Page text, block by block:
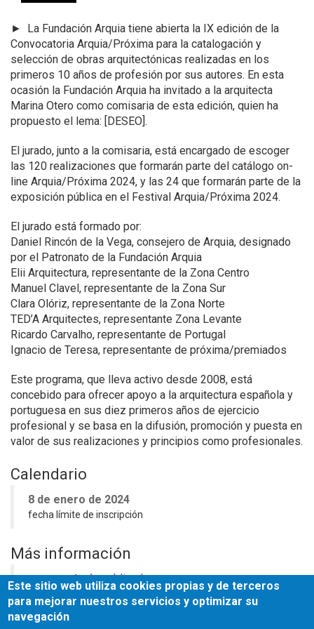
► La Fundación Arquia tiene abierta la IX edición de la
Convocatoria Arquia/Próxima para la catalogación y
selección de obras arquitectónicas realizadas en los
primeros 10 años de profesión por sus autores. En esta
ocasión la Fundación Arquia ha invitado a la arquitecta
Marina Otero como comisaria de esta edición, quien ha
propuesto el lema: [DESEO].
El jurado, junto a la comisaria, está encargado de escoger
las 120 realizaciones que formarán parte del catálogo on-
line Arquia/Próxima 2024, y las 24 que formarán parte de la
exposición pública en el Festival Arquia/Próxima 2024.
El jurado está formado por:
Daniel Rincón de la Vega, consejero de Arquia, designado
por el Patronato de la Fundación Arquia
Elii Arquitectura, representante de la Zona Centro
Manuel Clavel, representante de la Zona Sur
Clara Olóriz, representante de la Zona Norte
TED’A Arquitectes, representante Zona Levante
Ricardo Carvalho, representante de Portugal
Ignacio de Teresa, representante de próxima/premiados
Este programa, que lleva activo desde 2008, está
concebido para ofrecer apoyo a la arquitectura española y
portuguesa en sus diez primeros años de ejercicio
profesional y se basa en la difusión, promoción y puesta en
valor de sus realizaciones y principios como profesionales.
Calendario
8 de enero de 2024
fecha límite de inscripción
Más información
convocatoriapublicada
basesconvocatoria
Este sitio web utiliza cookies propias y de terceros
para mejorar nuestros servicios y optimizar su
navegación